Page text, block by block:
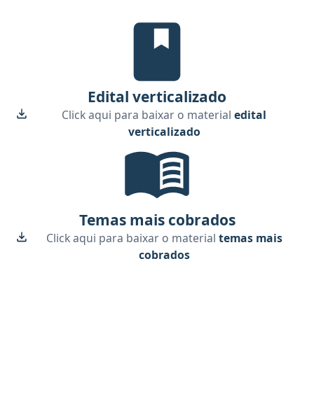
Edital Verticalizado, material
Edital verticalizado
Click aqui para baixar o materialedital
verticalizado
Temas mais cobrados
Click aqui para baixar o material temas mais
cobrados